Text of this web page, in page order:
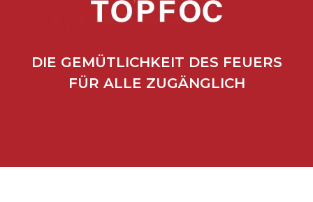
DIE GEMÜTLICHKEIT DES FEUERS
FÜR ALLE ZUGÄNGLICH